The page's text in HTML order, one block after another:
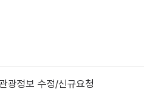
관광정보 수정/신규요청